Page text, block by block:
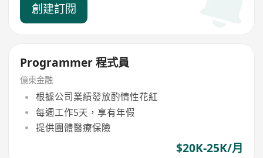
創建訂閱
Programmer 程式員
億東金融
根據公司業績發放酌情性花紅
每週工作5天，享有年假
提供團體醫療保險
$20K-25K/月